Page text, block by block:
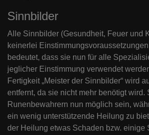
Sinnbilder
Alle Sinnbilder (Gesundheit, Feuer und
keinerlei
bedeutet, dass sie nun für alle
jeglicher Einstimmung verwendet
Fertigkeit „Meister der Sinnbilder“ wird
entfernt, da sie nicht mehr benötigt wird.
Runenbewahrern nun möglich sein,
ein wenig unterstützende Heilung zu
der Heilung etwas Schaden bzw. einige